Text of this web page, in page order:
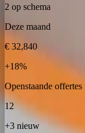
2 op schema
Deze maand
€ 32,840
+18%
Openstaande offertes
12
+3 nieuw